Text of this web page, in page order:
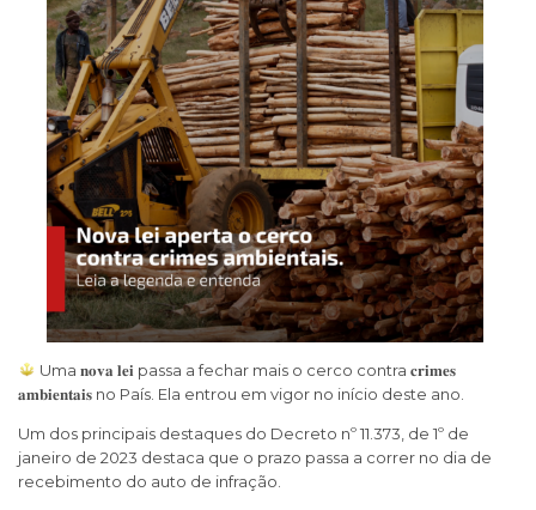
Uma 𝐧𝐨𝐯𝐚 𝐥𝐞𝐢 passa a fechar mais o cerco contra 𝐜𝐫𝐢𝐦𝐞𝐬
𝐚𝐦𝐛𝐢𝐞𝐧𝐭𝐚𝐢𝐬 no País. Ela entrou em vigor no início deste ano.
Um dos principais destaques do Decreto nº 11.373, de 1º de
janeiro de 2023 destaca que o prazo passa a correr no dia de
recebimento do auto de infração.